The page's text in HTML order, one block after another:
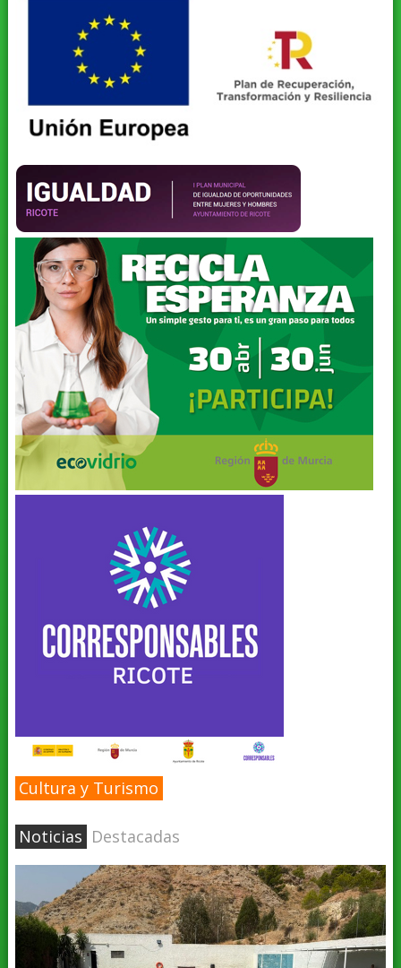
Cultura y Turismo
Noticias Destacadas